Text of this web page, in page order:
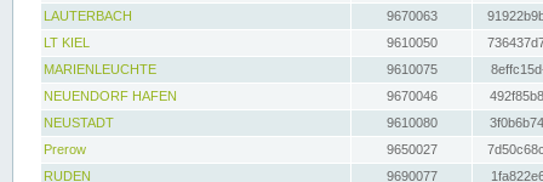
LAUTERBACH
9670063
LT KIEL
9610050
MARIENLEUCHTE
9610075
NEUENDORF HAFEN
9670046
NEUSTADT
9610080
Prerow
9650027
RUDEN
9690077